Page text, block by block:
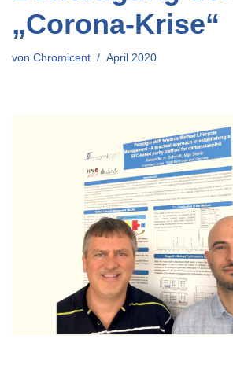
„Corona-Krise“
von Chromicent April 2020